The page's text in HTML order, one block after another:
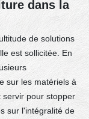
dans la
de solutions
est sollicitée. En
sur les matériels à
servir pour stopper
sur l'intégralité de